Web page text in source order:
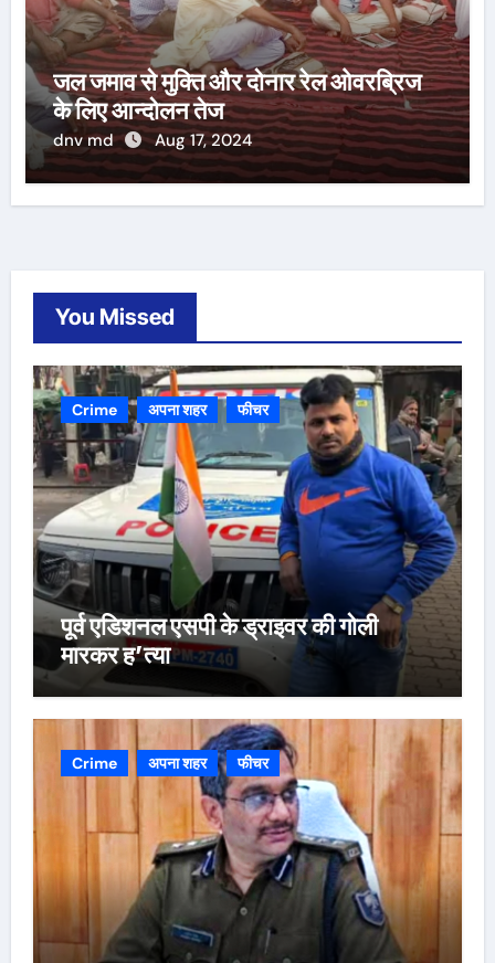
जल जमाव से मुक्ति और दोनार रेल ओवरब्रिज
के लिए आन्दोलन तेज
dnv md Aug 17, 2024
You Missed
Crime अपना शहर फीचर
पूर्व एडिशनल एसपी के ड्राइवर की गोली
मारकर ह’त्या
Crime अपना शहर फीचर